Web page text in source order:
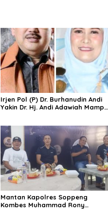
Irjen Pol (P) Dr. Burhanudin Andi
Yakin Dr. Hj. Andi Adawiah Mampu
Mantan Kapolres Soppeng
Kombes Muhammad Rony